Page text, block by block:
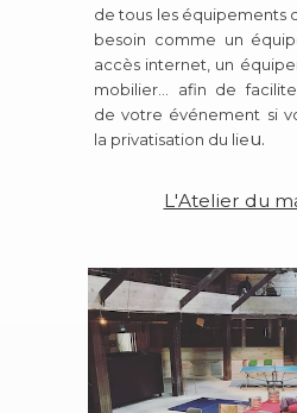
de tous les équipements
besoin comme un
accès internet, un
mobilier… afin de
de votre événement si
la privatisation du lieu.
L'Atelier du